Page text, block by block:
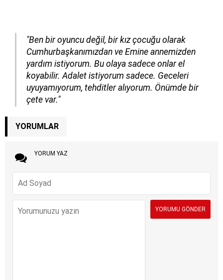
"Ben bir oyuncu değil, bir kız çocuğu olarak
Cumhurbaşkanımızdan ve Emine annemizden
yardım istiyorum. Bu olaya sadece onlar el
koyabilir. Adalet istiyorum sadece. Geceleri
uyuyamıyorum, tehditler alıyorum. Önümde bir
çete var."
YORUMLAR
YORUM YAZ